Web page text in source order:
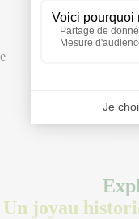
Un joyau